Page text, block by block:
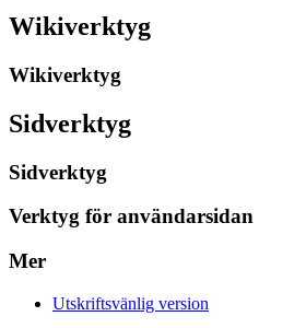
Wikiverktyg
Wikiverktyg
Sidverktyg
Sidverktyg
Verktyg för användarsidan
Mer
Utskriftsvänlig version